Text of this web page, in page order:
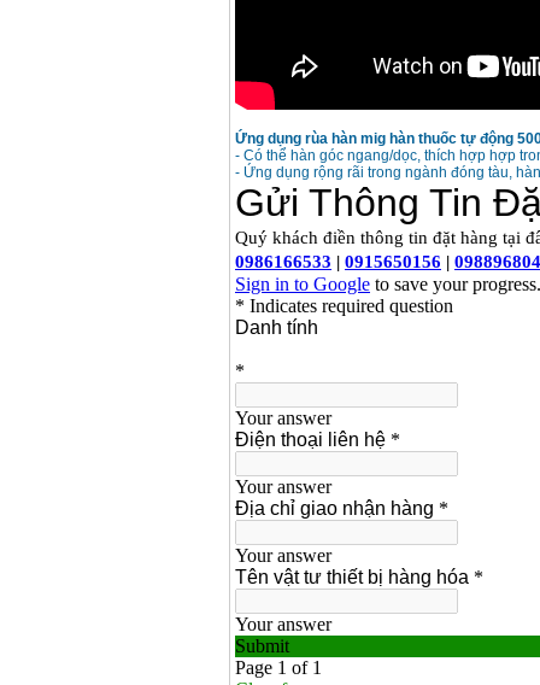
Ứng dụng rùa hàn mig hàn thuốc tự động
- Có thể hàn góc ngang/dọc, thích hợp hợp
- Ứng dụng rộng rãi trong ngành đóng tàu,